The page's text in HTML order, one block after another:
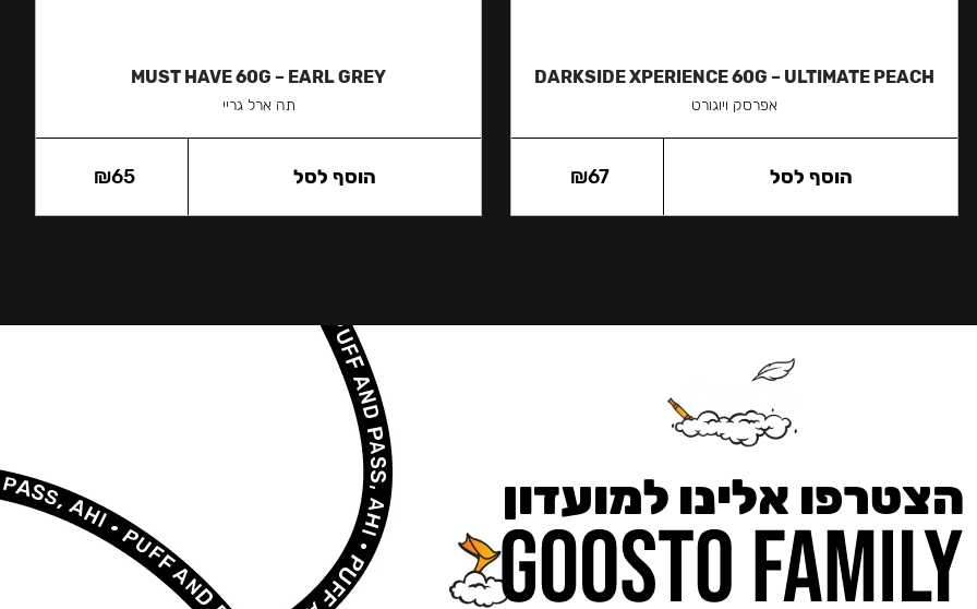
DARKSIDE XPERIENCE 60G – ULTIMATE PEACH
אפרסק ויוגורט
₪67 הוסף לסל
MUST HAVE 60G – EARL GREY
תה ארל גריי
₪65 הוסף לסל
הצטרפו אלינו למועדון